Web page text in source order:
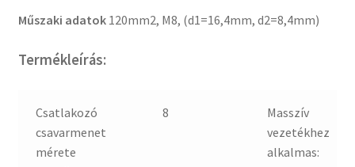
Műszaki adatok 120mm2, M8, (d1=16,4mm, d2=8,4mm)
Termékleírás:
Csatlakozó
csavarmenet
mérete
8
Masszív
vezetékhez
alkalmas: